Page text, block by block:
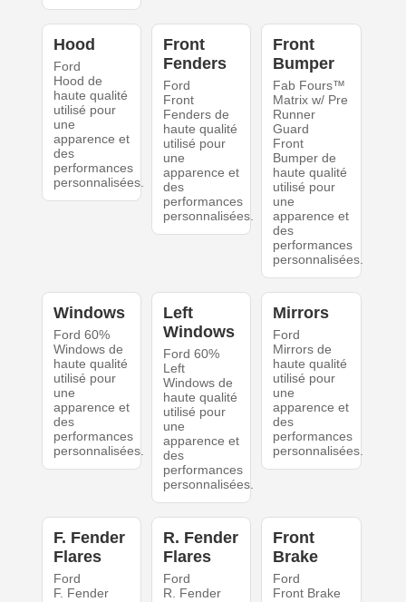
Hood
Ford
Hood de
haute qualité
utilisé pour
une
apparence et
des
performances
personnalisées.
Front
Fenders
Ford
Front
Fenders de
haute qualité
utilisé pour
une
apparence et
des
performances
personnalisées.
Front
Bumper
Fab Fours™
Matrix w/ Pre
Runner
Guard
Front
Bumper de
haute qualité
utilisé pour
une
apparence et
des
performances
personnalisées.
Windows
Ford 60%
Windows de
haute qualité
utilisé pour
une
apparence et
des
performances
personnalisées.
Left
Windows
Ford 60%
Left
Windows de
haute qualité
utilisé pour
une
apparence et
des
performances
personnalisées.
Mirrors
Ford
Mirrors de
haute qualité
utilisé pour
une
apparence et
des
performances
personnalisées.
F. Fender
Flares
Ford
F. Fender
R. Fender
Flares
Ford
R. Fender
Front
Brake
Ford
Front Brake